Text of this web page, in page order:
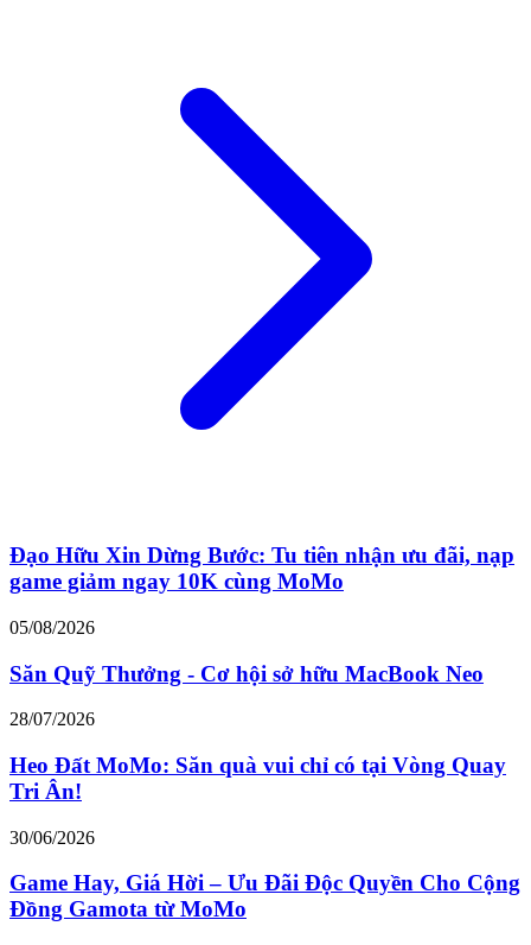
Đạo Hữu Xin Dừng Bước: Tu tiên nhận ưu đãi, nạp
game giảm ngay 10K cùng MoMo
05/08/2026
Săn Quỹ Thưởng - Cơ hội sở hữu MacBook Neo
28/07/2026
Heo Đất MoMo: Săn quà vui chỉ có tại Vòng Quay
Tri Ân!
30/06/2026
Game Hay, Giá Hời – Ưu Đãi Độc Quyền Cho Cộng
Đồng Gamota từ MoMo